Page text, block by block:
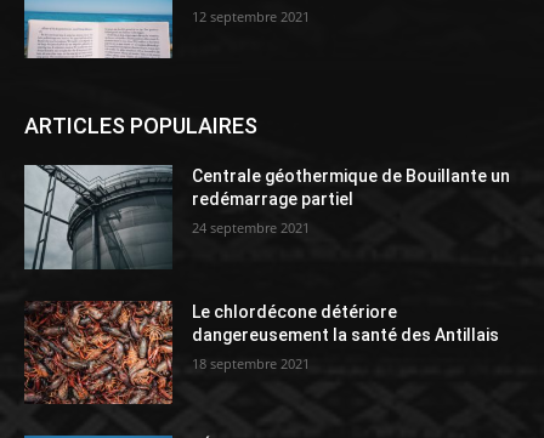
12 septembre 2021
ARTICLES POPULAIRES
Centrale géothermique de Bouillante un
redémarrage partiel
24 septembre 2021
Le chlordécone détériore
dangereusement la santé des Antillais
18 septembre 2021